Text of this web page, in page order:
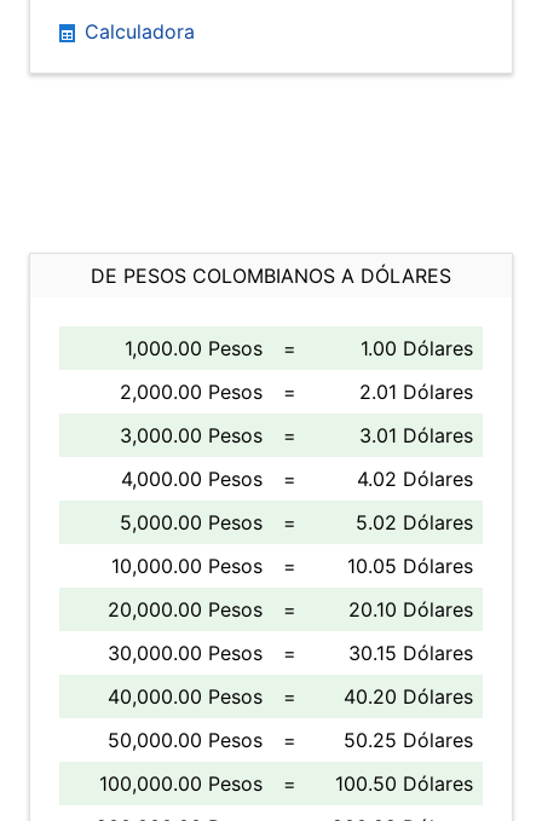
Calculadora
DE PESOS COLOMBIANOS A DÓLARES
1,000.00 Pesos =
1.00 Dólares
2,000.00 Pesos
=
2.01 Dólares
3,000.00 Pesos
=
3.01 Dólares
4,000.00 Pesos
=
4.02 Dólares
5,000.00 Pesos
=
5.02 Dólares
10,000.00 Pesos
=
10.05 Dólares
20,000.00 Pesos
=
20.10 Dólares
30,000.00 Pesos
=
30.15 Dólares
40,000.00 Pesos
=
40.20 Dólares
50,000.00 Pesos
=
50.25 Dólares
100,000.00 Pesos
=
100.50 Dólares